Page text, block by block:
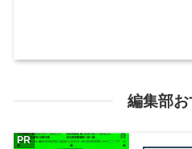
編集部
PR